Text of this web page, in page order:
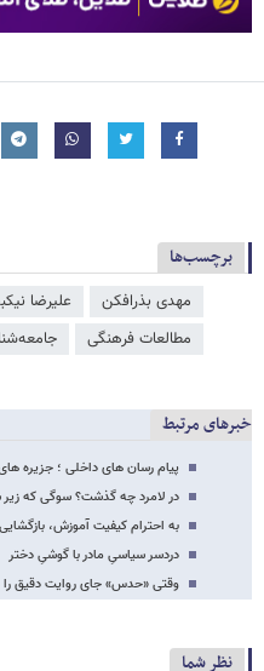
برچسب‌ها
مهدی بذرافکن علیرضا
مطالعات فرهنگی
خبرهای مرتبط
پیام رسان های داخلی ؛ جزیره
در لامرد چه گذشت؟ سوگی که زیر
به احترام کیفیت آموزش،
دردسر سیاسیِ مادر با گوشیِ دختر
وقتی «حدس» جای روایت دقیق را
نظر شما